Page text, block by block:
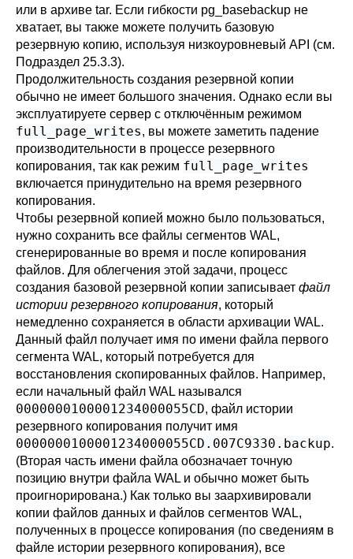
или в архиве tar. Если гибкости pg_basebackup не
хватает, вы также можете получить базовую
резервную копию, используя низкоуровневый API (см.
Подраздел 25.3.3).
Продолжительность создания резервной копии
обычно не имеет большого значения. Однако если вы
эксплуатируете сервер с отключённым режимом
full_page_writes, вы можете заметить падение
производительности в процессе резервного
копирования, так как режим full_page_writes
включается принудительно на время резервного
копирования.
Чтобы резервной копией можно было пользоваться,
нужно сохранить все файлы сегментов WAL,
сгенерированные во время и после копирования
файлов. Для облегчения этой задачи, процесс
создания базовой резервной копии записывает файл
истории резервного копирования, который
немедленно сохраняется в области архивации WAL.
Данный файл получает имя по имени файла первого
сегмента WAL, который потребуется для
восстановления скопированных файлов. Например,
если начальный файл WAL назывался
0000000100001234000055CD, файл истории
резервного копирования получит имя
0000000100001234000055CD.007C9330.backup.
(Вторая часть имени файла обозначает точную
позицию внутри файла WAL и обычно может быть
проигнорирована.) Как только вы заархивировали
копии файлов данных и файлов сегментов WAL,
полученных в процессе копирования (по сведениям в
файле истории резервного копирования), все